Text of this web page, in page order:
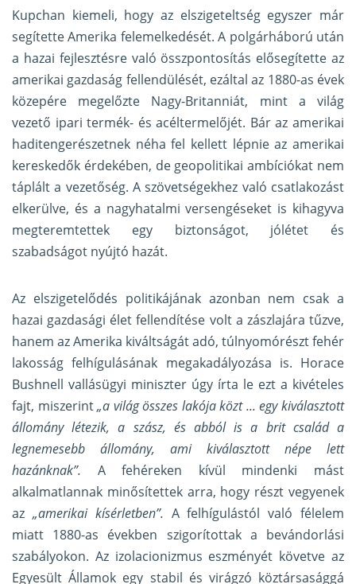
Kupchan kiemeli, hogy az elszigeteltség egyszer már
segítette Amerika felemelkedését. A polgárháború után
a hazai fejlesztésre való összpontosítás elősegítette az
amerikai gazdaság fellendülését, ezáltal az 1880-as évek
közepére megelőzte Nagy-Britanniát, mint a világ
vezető ipari termék- és acéltermelőjét. Bár az amerikai
haditengerészetnek néha fel kellett lépnie az amerikai
kereskedők érdekében, de geopolitikai ambíciókat nem
táplált a vezetőség. A szövetségekhez való csatlakozást
elkerülve, és a nagyhatalmi versengéseket is kihagyva
megteremtettek egy biztonságot, jólétet és
szabadságot nyújtó hazát.
Az elszigetelődés politikájának azonban nem csak a
hazai gazdasági élet fellendítése volt a zászlajára tűzve,
hanem az Amerika kiváltságát adó, túlnyomórészt fehér
lakosság felhígulásának megakadályozása is. Horace
Bushnell vallásügyi miniszter úgy írta le ezt a kivételes
fajt, miszerint„a világ összes lakója közt ... egy kiválasztott
állomány létezik, a szász, és abból is a brit család a
legnemesebb állomány, ami kiválasztott népe lett
hazánknak”. A fehéreken kívül mindenki mást
alkalmatlannak minősítettek arra, hogy részt vegyenek
az „amerikai kísérletben”. A felhígulástól való félelem
miatt 1880-as években szigorítottak a bevándorlási
szabályokon. Az izolacionizmus eszményét követve az
Egyesült Államok egy stabil és virágzó köztársasággá